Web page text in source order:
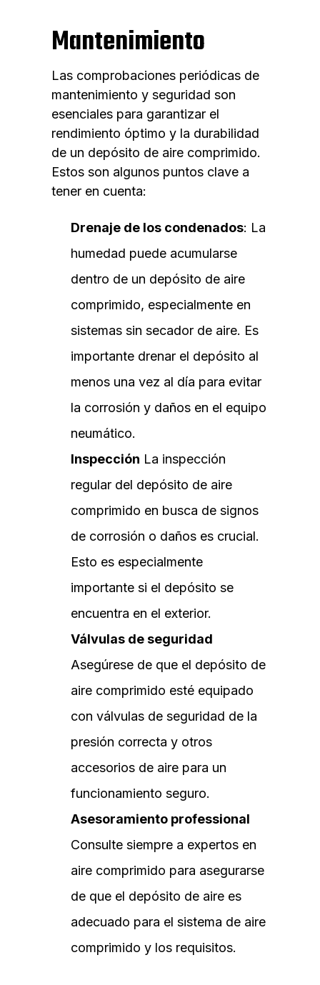
Mantenimiento
Las comprobaciones periódicas de
mantenimiento y seguridad son
esenciales para garantizar el
rendimiento óptimo y la durabilidad
de un depósito de aire comprimido.
Estos son algunos puntos clave a
tener en cuenta:
Drenaje de los condenados: La
humedad puede acumularse
dentro de un depósito de aire
comprimido, especialmente en
sistemas sin secador de aire. Es
importante drenar el depósito al
menos una vez al día para evitar
la corrosión y daños en el equipo
neumático.
Inspección La inspección
regular del depósito de aire
comprimido en busca de signos
de corrosión o daños es crucial.
Esto es especialmente
importante si el depósito se
encuentra en el exterior.
Válvulas de seguridad
Asegúrese de que el depósito de
aire comprimido esté equipado
con válvulas de seguridad de la
presión correcta y otros
accesorios de aire para un
funcionamiento seguro.
Asesoramiento professional
Consulte siempre a expertos en
aire comprimido para asegurarse
de que el depósito de aire es
adecuado para el sistema de aire
comprimido y los requisitos.